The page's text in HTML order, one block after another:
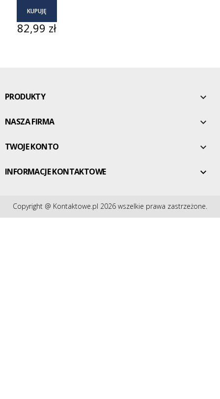
KUPUJĘ
Cena
82,99 zł
PRODUKTY 
NASZA FIRMA 
TWOJE KONTO 
INFORMACJE KONTAKTOWE 
Copyright @ Kontaktowe.pl 2026 wszelkie prawa zastrzeżone.